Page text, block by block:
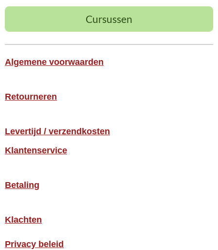
Cursussen
Algemene voorwaarden
Retourneren
Levertijd / verzendkosten
Klantenservice
Betaling
Klachten
Privacy beleid